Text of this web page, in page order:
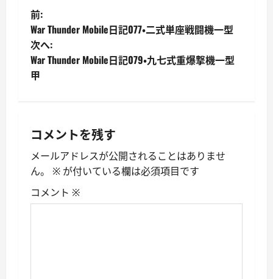
投
稿
ナ
ー
シ
ョ
前:
War Thunder Mobile日記077・二式単座戦闘機一型
次へ:
War Thunder Mobile日記079・九七式重爆撃機一型
甲
コメントを残す
メールアドレスが公開されることはありませ
ん。
※ が付いている欄は必須項目です
コメント ※